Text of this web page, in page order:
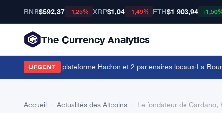
BNB$592,37 -1,25% XRP$1,04 -1,49% ETH$1 903,94
The Currency Analytics
URGENT
avec la plateforme Hadron et 2 partenaires locaux·La Bourse
Accueil Actualités des Altcoins Le fondateur de Cardano,